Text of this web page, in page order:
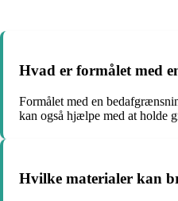
Hvad er formålet med
Formålet med en
kan også hjælpe med at holde
Hvilke materialer kan